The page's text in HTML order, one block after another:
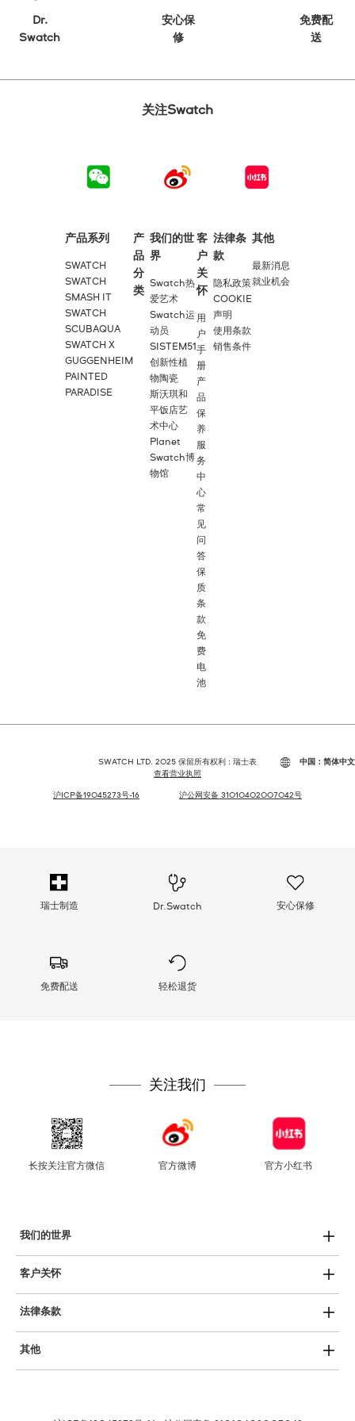
Dr.
Swatch
安心保
修
免费配
送
关注Swatch
产品系列
SWATCH
SWATCH
SMASH IT
SWATCH
SCUBAQUA
SWATCH X
GUGGENHEIM
PAINTED
PARADISE
产
品
分
类
我们的世
界
Swatch热
爱艺术
Swatch运
动员
SISTEM51
创新性植
物陶瓷
斯沃琪和
平饭店艺
术中心
Planet
Swatch博
物馆
客
户
关
怀
用
户
手
册
产
品
保
养
服
务
中
心
常
见
问
答
保
质
条
款
免
费
电
池
法律条
款
隐私政策
COOKIE
声明
使用条款
销售条件
其他
最新消息
就业机会
SWATCH LTD. 2025 保留所有权利 : 瑞士表
查看营业执照
中国：简体中文
沪ICP备19045273号-16 沪公网安备 31010402007042号
瑞士制造 Dr.Swatch 安心保修
免费配送 轻松退货
关注我们
长按关注官方微信 官方微博 官方小红书
我们的世界
SISTEM51
斯沃琪和平饭店艺术中心
Planet Swatch博物馆
客户关怀
服务中心
法律条款
其他